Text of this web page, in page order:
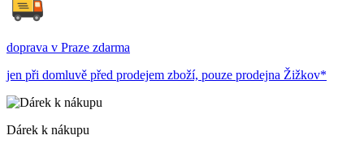
doprava v Praze zdarma
jen při domluvě před prodejem zboží, pouze prodejna Žižkov*
Dárek k nákupu